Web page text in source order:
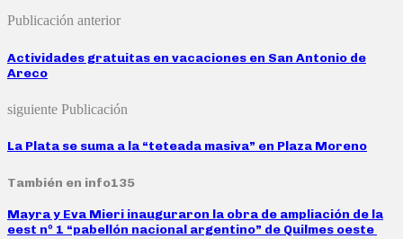
Publicación anterior
Actividades gratuitas en vacaciones en San Antonio de
Areco
siguiente Publicación
La Plata se suma a la “teteada masiva” en Plaza Moreno
También en info135
Mayra y Eva Mieri inauguraron la obra de ampliación de la
eest nº 1 “pabellón nacional argentino” de Quilmes oeste